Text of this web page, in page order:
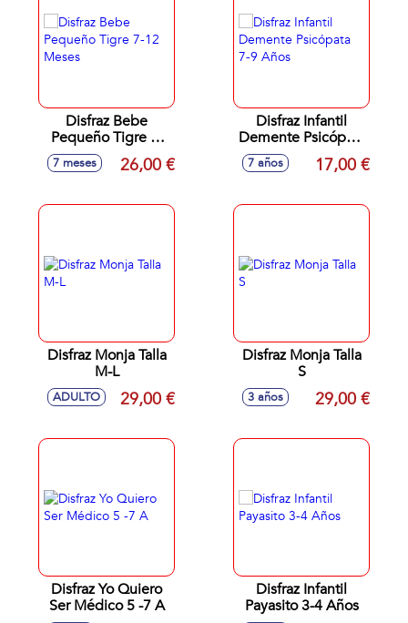
Disfraz Bebe
Pequeño Tigre 7-
12 Meses
7 meses 26,00 €
Disfraz Infantil
Demente Psicópata
7-9 Años
7 años 17,00 €
Disfraz Monja Talla
M-L
ADULTO 29,00 €
Disfraz Monja Talla
S
3 años 29,00 €
Disfraz Yo Quiero
Ser Médico 5 -7 A
Disfraz Infantil
Payasito 3-4 Años